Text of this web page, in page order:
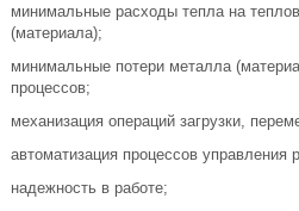
минимальные расходы тепла на
(материала);
минимальные потери металла
процессов;
механизация операций загрузки,
автоматизация процессов управления
надежность в работе;